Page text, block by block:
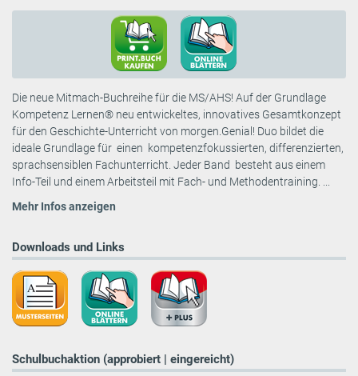
Die neue Mitmach-Buchreihe für die MS/AHS! Auf der Grundlage
Kompetenz Lernen® neu entwickeltes, innovatives Gesamtkonzept
für den Geschichte-Unterricht von morgen.Genial! Duo bildet die
ideale Grundlage für einen kompetenzfokussierten, differenzierten,
sprachsensiblen Fachunterricht. Jeder Band besteht aus einem
Info-Teil und einem Arbeitsteil mit Fach- und Methodentraining. ...
Mehr Infos anzeigen
Downloads und Links
Schulbuchaktion (approbiert | eingereicht)